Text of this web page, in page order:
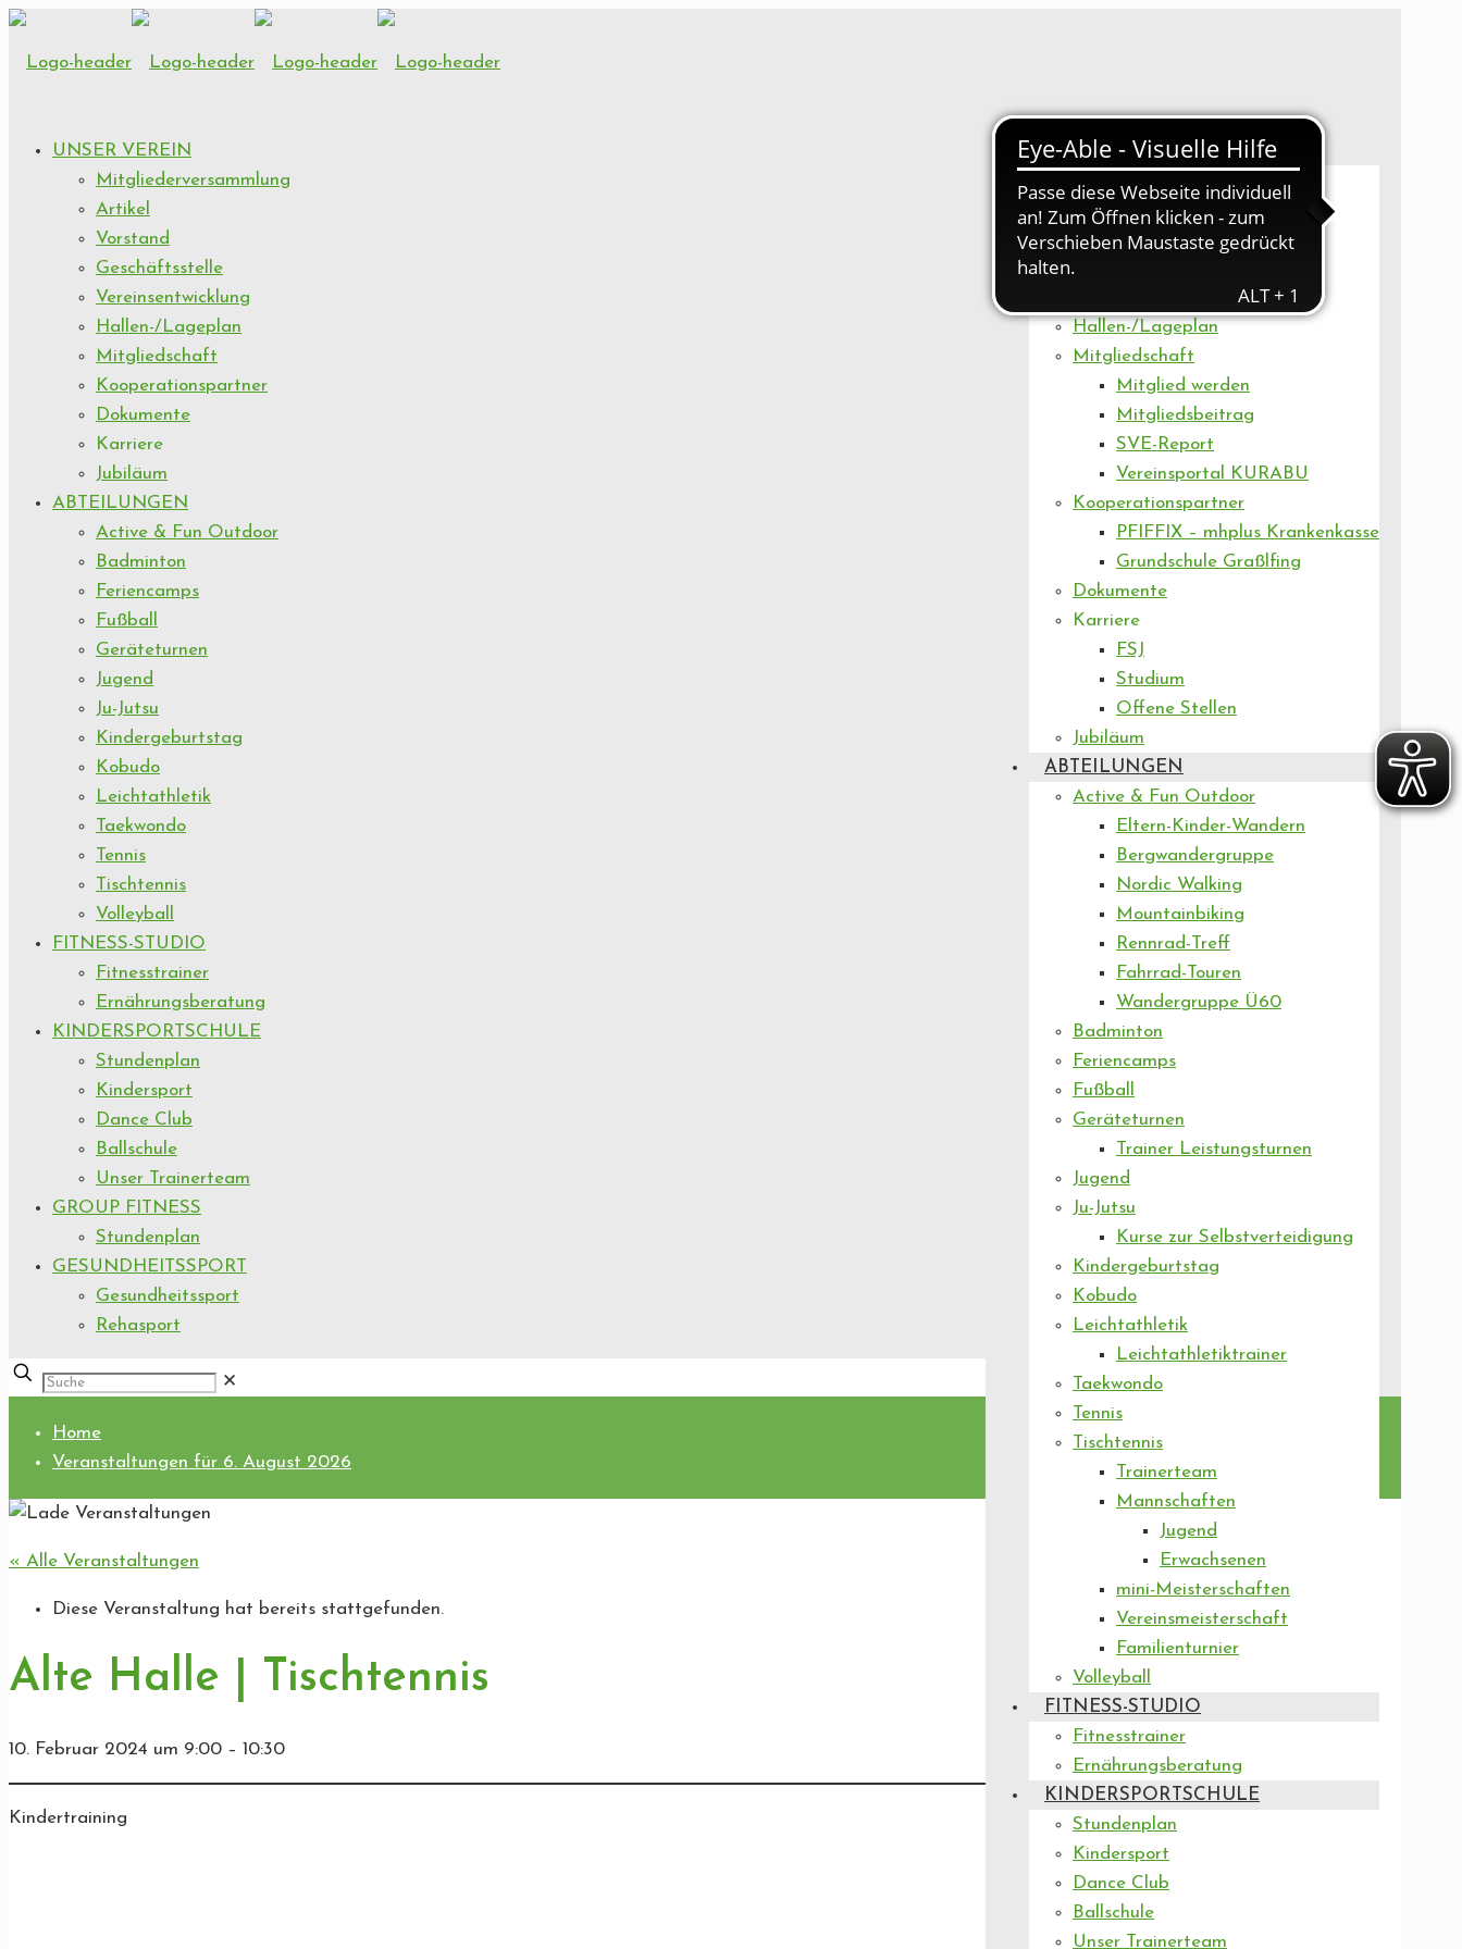
UNSER VEREIN
Artikel
Vorstand
Geschäftsstelle
Hallen-/Lageplan
Mitgliedschaft
Mitglied werden
Mitgliedsbeitrag
SVE-Report
Vereinsportal KURABU
Kooperationspartner
PFIFFIX – mhplus Krankenkasse
Grundschule Graßlfing
Dokumente
Karriere
FSJ
Studium
Offene Stellen
Jubiläum
ABTEILUNGEN
Active & Fun Outdoor
Eltern-Kinder-Wandern
Bergwandergruppe
Nordic Walking
Mountainbiking
Rennrad-Treff
Fahrrad-Touren
Wandergruppe Ü60
Badminton
Feriencamps
Fußball
Geräteturnen
Trainer Leistungsturnen
Jugend
Ju-Jutsu
Kurse zur Selbstverteidigung
Kindergeburtstag
Kobudo
Leichtathletik
Leichtathletiktrainer
Taekwondo
Tennis
Tischtennis
Trainerteam
Mannschaften
Jugend
Erwachsenen
mini-Meisterschaften
Vereinsmeisterschaft
Familienturnier
Volleyball
FITNESS-STUDIO
Fitnesstrainer
Ernährungsberatung
KINDERSPORTSCHULE
Stundenplan
Kindersport
Dance Club
Ballschule
Unser Trainerteam
UNSER VEREIN
Mitgliederversammlung
Artikel
Vorstand
Geschäftsstelle
Vereinsentwicklung
Hallen-/Lageplan
Mitgliedschaft
Kooperationspartner
Dokumente
Karriere
Jubiläum
ABTEILUNGEN
Active & Fun Outdoor
Badminton
Feriencamps
Fußball
Geräteturnen
Jugend
Ju-Jutsu
Kindergeburtstag
Kobudo
Leichtathletik
Taekwondo
Tennis
Tischtennis
Volleyball
FITNESS-STUDIO
Fitnesstrainer
Ernährungsberatung
KINDERSPORTSCHULE
Stundenplan
Kindersport
Dance Club
Ballschule
Unser Trainerteam
GROUP FITNESS
Stundenplan
GESUNDHEITSSPORT
Gesundheitssport
Rehasport
✕
Home
Veranstaltungen für 6. August 2026
« Alle Veranstaltungen
Diese Veranstaltung hat bereits stattgefunden.
Alte Halle | Tischtennis
10. Februar 2024 um 9:00 – 10:30
Kindertraining